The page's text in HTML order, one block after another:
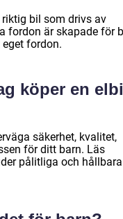
bil som drivs av
fordon är skapade för
fordon.
köper en
säkerhet, kvalitet,
för ditt barn. Läs
pålitliga och hållbara